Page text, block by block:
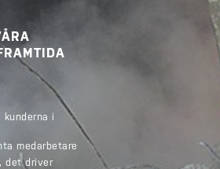
kunderna i
medarbetare
det driver